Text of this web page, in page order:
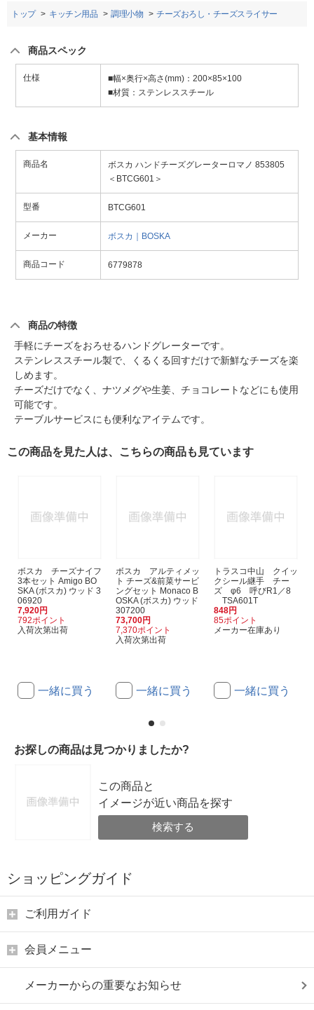
トップ キッチン用品 調理小物 チーズおろし・チーズスライサー
商品スペック
仕様
■幅×奥行×高さ(mm)：200×85×100
■材質：ステンレススチール
基本情報
商品名
ボスカ ハンドチーズグレーターロマノ 853805
＜BTCG601＞
型番 BTCG601
メーカー ボスカ｜BOSKA
商品コード 6779878
商品の特徴
手軽にチーズをおろせるハンドグレーターです。
ステンレススチール製で、くるくる回すだけで新鮮なチーズを楽
しめます。
チーズだけでなく、ナツメグや生姜、チョコレートなどにも使用
可能です。
テーブルサービスにも便利なアイテムです。
この商品を見た人は、こちらの商品も見ています
ボスカ チーズナイフ
3本セット Amigo BO
SKA (ボスカ) ウッド 3
06920
7,920円
792ポイント
入荷次第出荷
一緒に買う
ボスカ アルティメッ
ト チーズ&前菜サービ
ングセット Monaco B
OSKA (ボスカ) ウッド
307200
73,700円
7,370ポイント
入荷次第出荷
一緒に買う
トラスコ中山 クイッ
クシール継手 チー
ズ φ6 呼びR1／8
TSA601T
848円
85ポイント
メーカー在庫あり
一緒に買う
お探しの商品は見つかりましたか?
この商品と
イメージが近い商品を探す
検索する
ショッピングガイド
ご利用ガイド
会員メニュー
メーカーからの重要なお知らせ